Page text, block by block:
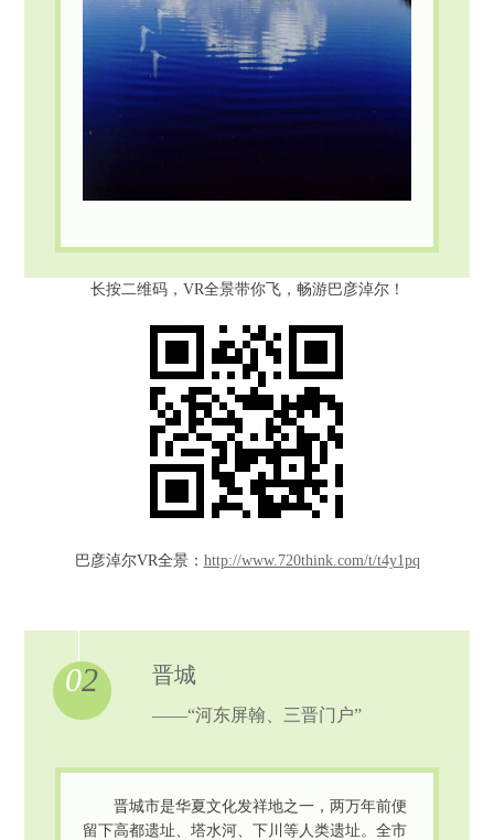
长按二维码，VR全景带你飞，畅游巴彦淖尔！
巴彦淖尔VR全景： http://www.720think.com/t/t4y1pq
02 晋城
——“河东屏翰、三晋门户”
晋城市是华夏文化发祥地之一，两万年前便
留下高都遗址、塔水河、下川等人类遗址。全市